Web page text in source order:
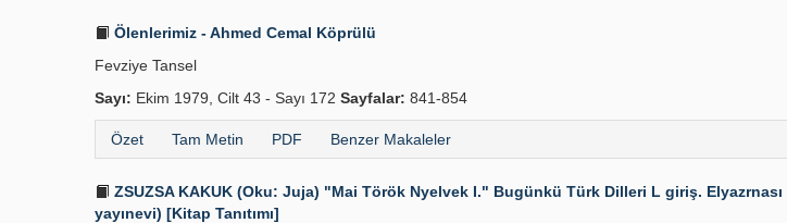
Ölenlerimiz - Ahmed Cemal Köprülü
Fevziye Tansel
Sayı: Ekim 1979, Cilt 43 - Sayı 172 Sayfalar: 841-854
Özet Tam Metin PDF Benzer Makaleler
ZSUZSA KAKUK (Oku: Juja) "Mai Török Nyelvek I." Bugünkü Türk Dilleri L giriş.
yayınevi) [Kitap Tanıtımı]